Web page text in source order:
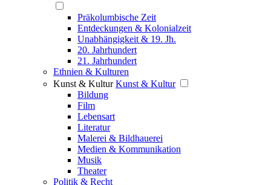
Präkolumbische Zeit
Entdeckungen & Kolonialzeit
Unabhängigkeit & 19. Jh.
20. Jahrhundert
21. Jahrhundert
Ethnien & Kulturen
Kunst & Kultur Kunst & Kultur
Bildung
Film
Lebensart
Literatur
Malerei & Bildhauerei
Medien & Kommunikation
Musik
Theater
Politik & Recht